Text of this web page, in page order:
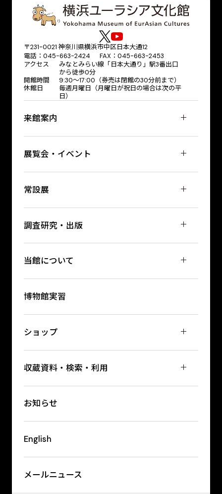
〒231-0021 神奈川県横浜市中区日本大通12
電話：045-663-2424 FAX：045-663-2453
アクセス
みなとみらい線「日本大通り」駅3番出口
から徒歩0分
開館時間
9:30～17:00（券売は閉館の30分前まで）
休館日
毎週月曜日（月曜日が祝日の場合は次の平
日）
来館案内
展覧会・イベント
常設展
調査研究・出版
当館について
博物館実習
ショップ
収蔵資料・検索・利用
お知らせ
English
メールニュース